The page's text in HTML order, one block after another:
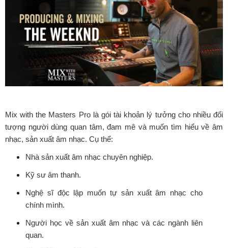
Mix with the Masters Pro là gói tài khoản lý tưởng cho nhiều đối
tượng người dùng quan tâm, đam mê và muốn tìm hiểu về âm
nhạc, sản xuất âm nhạc. Cụ thể:
Nhà sản xuất âm nhạc chuyên nghiệp.
Kỹ sư âm thanh.
Nghệ sĩ độc lập muốn tự sản xuất âm nhạc cho
chính mình.
Người học về sản xuất âm nhạc và các ngành liên
quan.